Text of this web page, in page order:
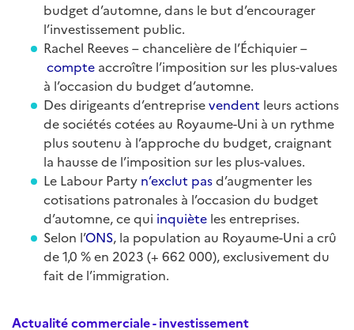
budget d’automne, dans le but d’encourager
l’investissement public.
Rachel Reeves – chancelière de l’Échiquier –
compte accroître l’imposition sur les plus-values
à l’occasion du budget d’automne.
Des dirigeants d’entreprisevendent leurs actions
de sociétés cotées au Royaume-Uni à un rythme
plus soutenu à l’approche du budget, craignant
la hausse de l’imposition sur les plus-values.
Le Labour Party n’exclut pasd’augmenter les
cotisations patronales à l’occasion du budget
d’automne, ce qui inquiète les entreprises.
Selon l’ONS, la population au Royaume-Uni a crû
de 1,0 % en 2023 (+ 662 000), exclusivement du
fait de l’immigration.
Actualité commerciale - investissement